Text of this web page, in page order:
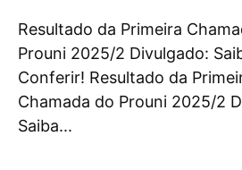
Resultado da Primeira
Prouni 2025/2 Divulgado:
Conferir! Resultado da
Chamada do Prouni 2025/2
Saiba...